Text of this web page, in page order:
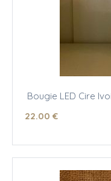
Bougie LED Cire
22.00 €